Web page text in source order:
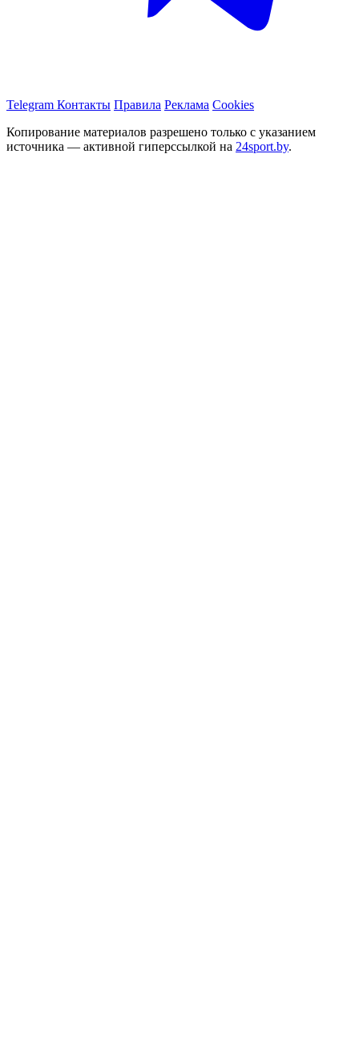
Telegram Контакты Правила Реклама Cookies
Копирование материалов разрешено только с указанием
источника — активной гиперссылкой на 24sport.by.